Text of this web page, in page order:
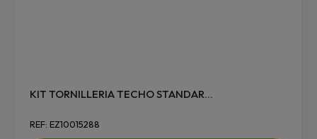
KIT TORNILLERIA TECHO STANDAR...
REF: EZ10015288